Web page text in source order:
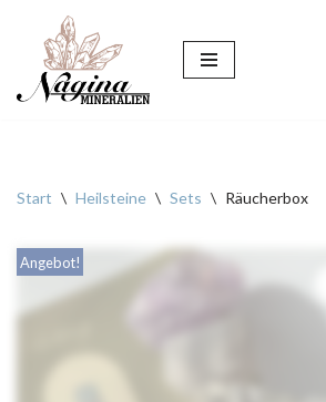
Zum
Inhalt
Start \ Heilsteine \ Sets \ Räucherbox
Angebot!